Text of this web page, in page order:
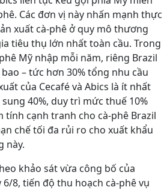
Các đơn vị này nhấn mạnh thực
xuất cà-phê ở quy mô thương
tiêu thụ lớn nhất toàn cầu. Trong
Mỹ nhập mỗi năm, riêng Brazil
– tức hơn 30% tổng nhu cầu
của Cecafé và Abics là ít nhất
40%, duy trì mức thuế 10%
tính cạnh tranh cho cà-phê Brazil
chế tối đa rủi ro cho xuất khẩu
này.
khảo sát vừa công bố của
8, tiến độ thu hoạch cà-phê vụ